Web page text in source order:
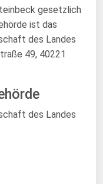
gesetzlich
ist das
des Landes
49, 40221
des Landes